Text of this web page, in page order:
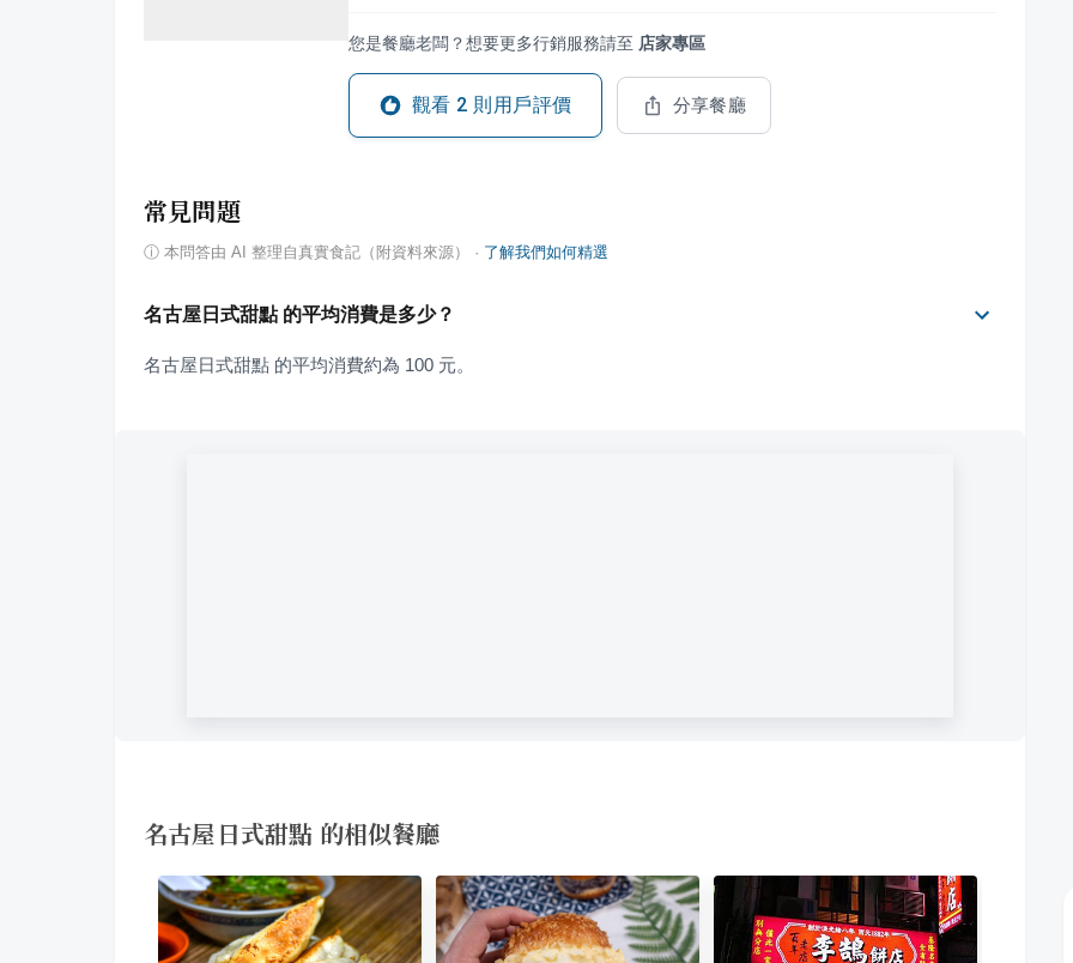
您是餐廳老闆？想要更多行銷服務請至 店家專區
觀看 2 則用戶評價 分享餐廳
常見問題
ⓘ 本問答由 AI 整理自真實食記（附資料來源） · 了解我們如何精選
名古屋日式甜點 的平均消費是多少？
名古屋日式甜點 的平均消費約為 100 元。
名古屋日式甜點 的相似餐廳